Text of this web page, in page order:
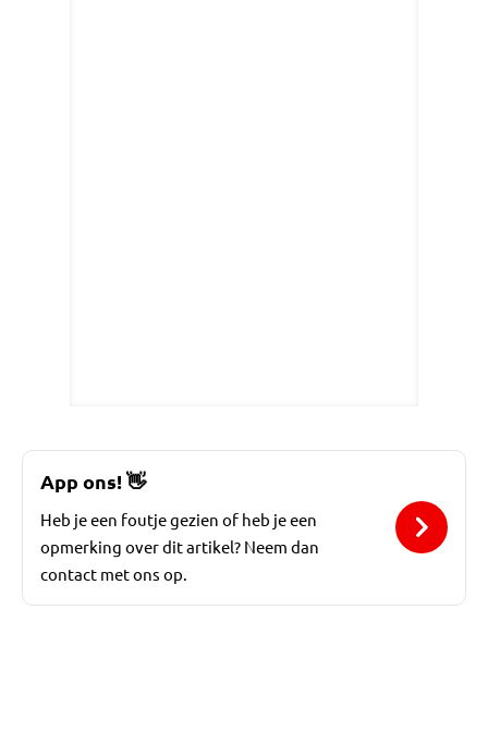
App ons! 👋
Heb je een foutje gezien of heb je een
opmerking over dit artikel? Neem dan
contact met ons op.